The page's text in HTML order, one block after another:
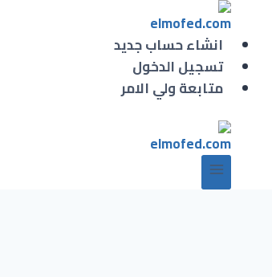
التجاوز
المحتوىانشاء حساب جديد
تسجيل الدخول
متابعة ولي الامر